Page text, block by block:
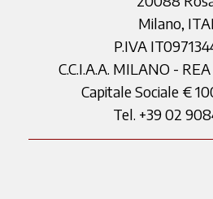
Milano,
P.IVA
C.C.I.A.A. MILANO -
Capitale Sociale €
Tel. +39 02